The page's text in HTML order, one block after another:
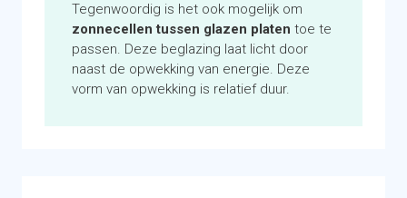
Let op de certificering van het paneel, bv.
Cradle to Cradle, deze borgen voor een kleinere
footprint
Moderne panelen hebben 300 Wp of meer
vermogen per paneel
Tegenwoordig is het ook mogelijk om
zonnecellen tussen glazen platen toe te
passen. Deze beglazing laat licht door
naast de opwekking van energie. Deze
vorm van opwekking is relatief duur.